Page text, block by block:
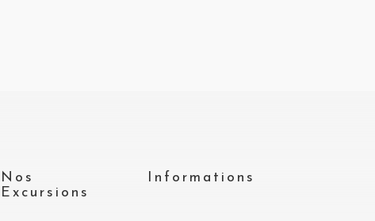
Nos
Excursions
Informations